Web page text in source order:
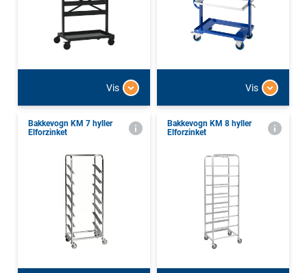
Vis Vis
Bakkevogn KM 7 hyller
Elforzinket
Bakkevogn KM 8 hyller
Elforzinket